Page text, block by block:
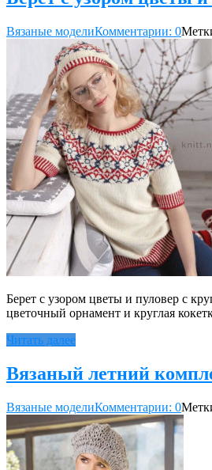
Вязаные моделиКомментарии: 0
Берет с узором цветы и пуловер с
цветочный орнамент и круглая
Читать далее
Вязаный летний
Вязаные моделиКомментарии: 0